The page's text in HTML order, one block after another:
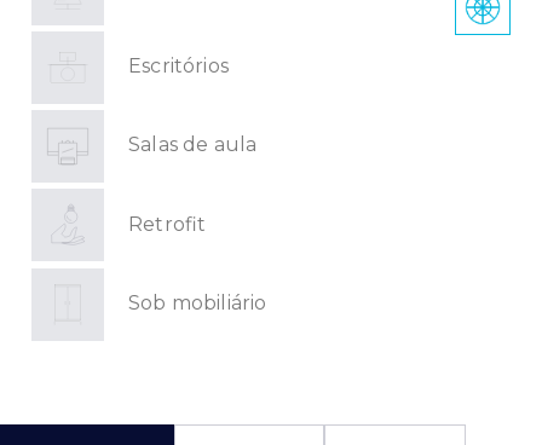
Escritórios
Salas de aula
Retrofit
Sob mobiliário